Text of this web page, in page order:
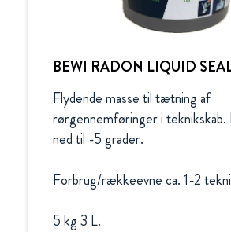
BEWI RADON LIQUID
Flydende masse til tætning af
rørgennemføringer i
ned til -5 grader.
Forbrug/rækkeevne ca. 1-2
5 kg 3 L.